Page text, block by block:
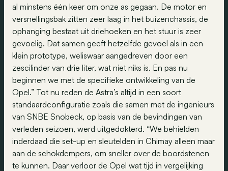
al minstens één keer om onze as gegaan. De motor en
versnellingsbak zitten zeer laag in het buizenchassis, de
ophanging bestaat uit driehoeken en het stuur is zeer
gevoelig. Dat samen geeft hetzelfde gevoel als in een
klein prototype, weliswaar aangedreven door een
zescilinder van drie liter, wat niet niks is. En pas nu
beginnen we met de specifieke ontwikkeling van de
Opel.” Tot nu reden de Astra’s altijd in een soort
standaardconfiguratie zoals die samen met de ingenieurs
van SNBE Snobeck, op basis van de bevindingen van
verleden seizoen, werd uitgedokterd. “We behielden
inderdaad die set-up en sleutelden in Chimay alleen maar
aan de schokdempers, om sneller over de boordstenen
te kunnen. Daar verloor de Opel wat tijd in vergelijking